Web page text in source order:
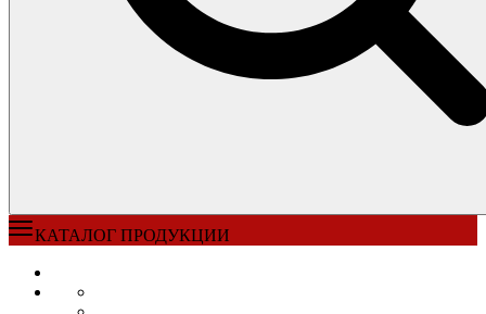
КАТАЛОГ ПРОДУКЦИИ